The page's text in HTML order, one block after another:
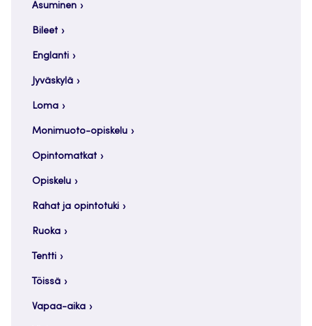
Asuminen
Bileet
Englanti
Jyväskylä
Loma
Monimuoto-opiskelu
Opintomatkat
Opiskelu
Rahat ja opintotuki
Ruoka
Tentti
Töissä
Vapaa-aika